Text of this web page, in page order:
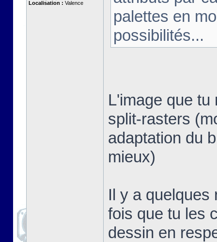
Localisation : Valence
palettes en
possibilités...
L'image que
split-rasters
adaptation du
mieux)
Il y a quelques
fois que tu les
dessin en